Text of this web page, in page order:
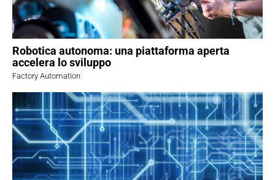
Robotica autonoma: una piattaforma aperta
accelera lo sviluppo
Factory Automation